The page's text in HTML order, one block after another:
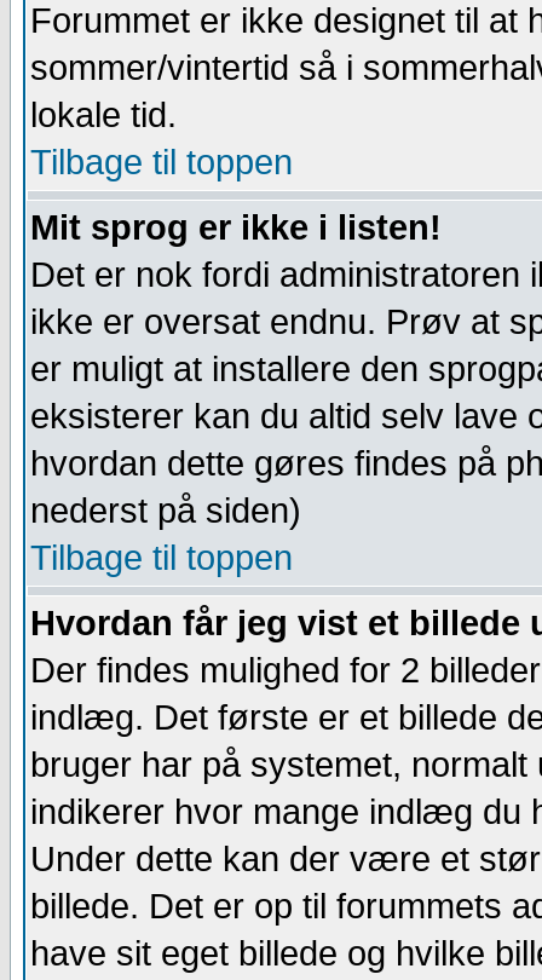
Forummet er ikke designet til at
sommer/vintertid så i
lokale tid.
Tilbage til toppen
Mit sprog er ikke i listen!
Det er nok fordi administratoren
ikke er oversat endnu. Prøv at
er muligt at installere den
eksisterer kan du altid selv lave
hvordan dette gøres findes på
nederst på siden)
Tilbage til toppen
Hvordan får jeg vist et billede
Der findes mulighed for 2
indlæg. Det første er et billede
bruger har på systemet,
indikerer hvor mange indlæg du
Under dette kan der være et
billede. Det er op til forummets
have sit eget billede og hvilke